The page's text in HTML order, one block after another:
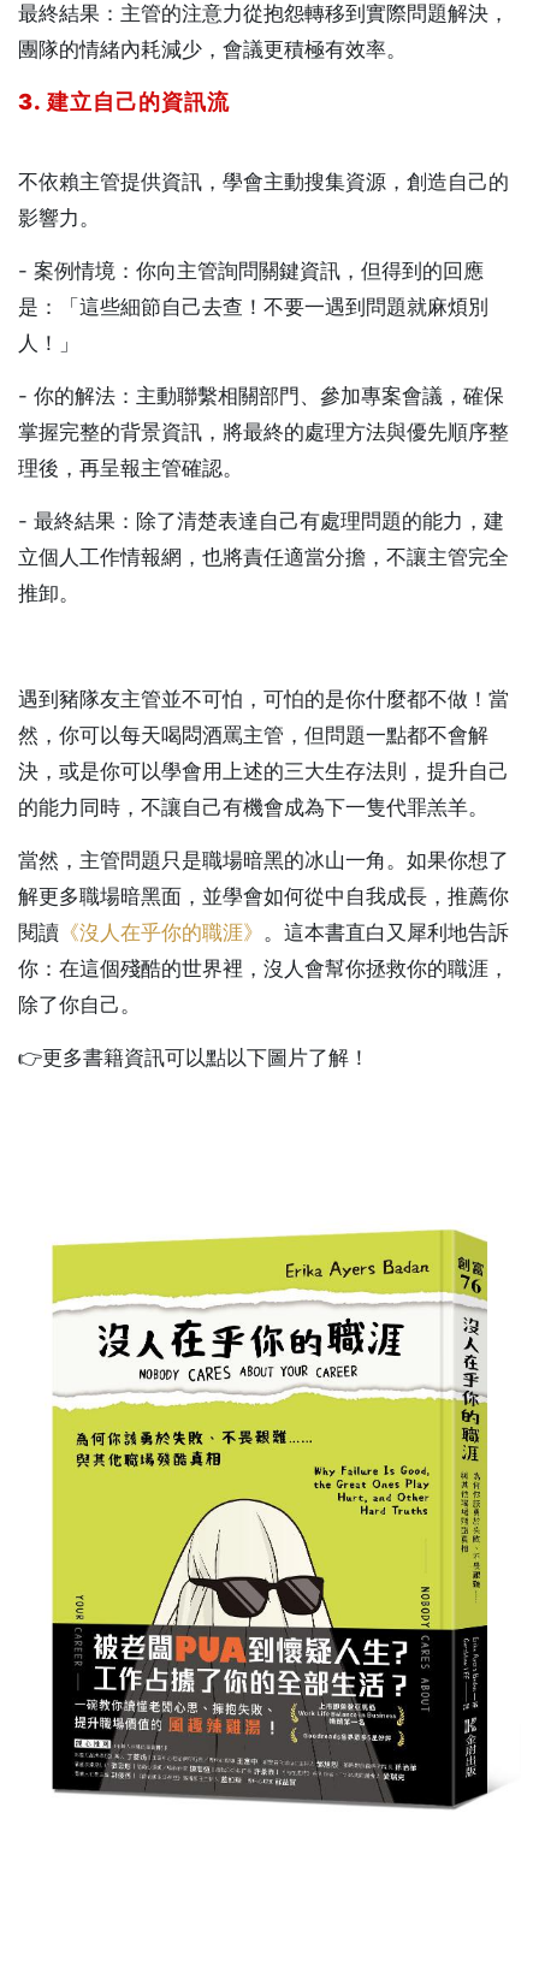
最終結果：主管的注意力從抱怨轉移到實際問題解決，
團隊的情緒內耗減少，會議更積極有效率。
3. 建立自己的資訊流
不依賴主管提供資訊，學會主動搜集資源，創造自己的
影響力。
- 案例情境：你向主管詢問關鍵資訊，但得到的回應
是：「這些細節自己去查！不要一遇到問題就麻煩別
人！」
- 你的解法：主動聯繫相關部門、參加專案會議，確保
掌握完整的背景資訊，將最終的處理方法與優先順序整
理後，再呈報主管確認。
- 最終結果：除了清楚表達自己有處理問題的能力，建
立個人工作情報網，也將責任適當分擔，不讓主管完全
推卸。
遇到豬隊友主管並不可怕，可怕的是你什麼都不做！當
然，你可以每天喝悶酒罵主管，但問題一點都不會解
決，或是你可以學會用上述的三大生存法則，提升自己
的能力同時，不讓自己有機會成為下一隻代罪羔羊。
當然，主管問題只是職場暗黑的冰山一角。如果你想了
解更多職場暗黑面，並學會如何從中自我成長，推薦你
閱讀 《沒人在乎你的職涯》 。這本書直白又犀利地告訴
你：在這個殘酷的世界裡，沒人會幫你拯救你的職涯，
除了你自己。
👉更多書籍資訊可以點以下圖片了解！